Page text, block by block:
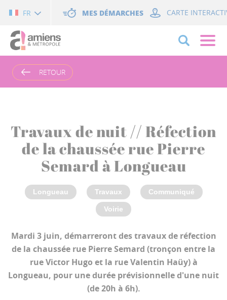
FR MES DÉMARCHES CARTE
RETOUR
Travaux de nuit // Réfection
de la chaussée rue Pierre
Semard à Longueau
Longueau Travaux Communiqué
Voirie
Mardi 3 juin, démarreront des travaux de réfection
de la chaussée rue Pierre Semard (tronçon entre la
rue Victor Hugo et la rue Valentin Haüy) à
Longueau, pour une durée prévisionnelle d'une nuit
(de 20h à 6h).